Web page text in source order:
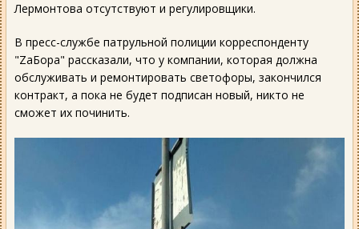
Лермонтова отсутствуют и регулировщики.
В пресс-службе патрульной полиции корреспонденту
"ZаБора" рассказали, что у компании, которая должна
обслуживать и ремонтировать светофоры, закончился
контракт, а пока не будет подписан новый, никто не
сможет их починить.